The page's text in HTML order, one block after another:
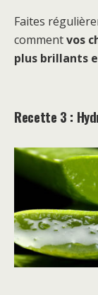
Faites
commentvos
plus brillants
Recette 3 :